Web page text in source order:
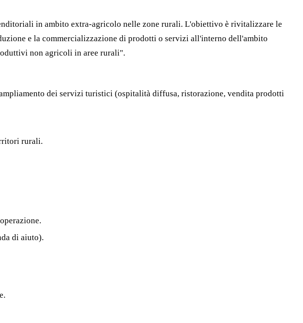
in ambito extra-agricolo nelle zone rurali. L'obiettivo è rivitalizzare le
e la commercializzazione di prodotti o servizi all'interno dell'ambito
non agricoli in aree rurali".
dei servizi turistici (ospitalità diffusa, ristorazione, vendita prodotti
rurali.
di aiuto).